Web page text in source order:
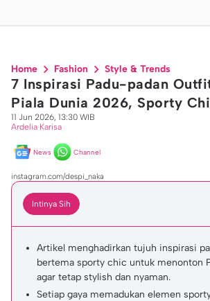
Home Fashion Style & Trends
7 Inspirasi Padu-padan
Piala Dunia 2026, Sporty
11 Jun 2026, 13:30 WIB
Ardelia Karisa
News Channel
instagram.com/despi_naka
Intinya Sih
Artikel menghadirkan tujuh inspirasi
bertema sporty chic untuk menonton
agar tetap stylish dan nyaman.
Setiap gaya memadukan elemen